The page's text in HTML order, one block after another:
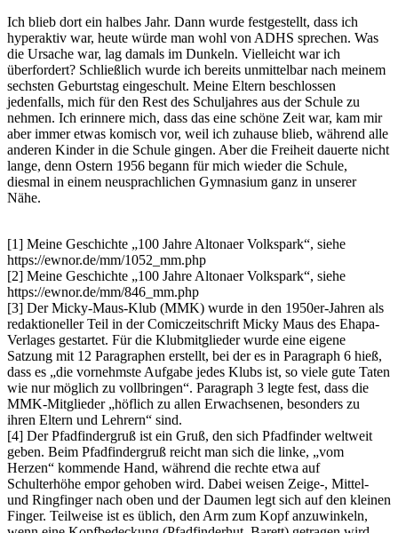
Ich blieb dort ein halbes Jahr. Dann wurde festgestellt, dass ich
hyperaktiv war, heute würde man wohl von ADHS sprechen. Was
die Ursache war, lag damals im Dunkeln. Vielleicht war ich
überfordert? Schließlich wurde ich bereits unmittelbar nach meinem
sechsten Geburtstag eingeschult. Meine Eltern beschlossen
jedenfalls, mich für den Rest des Schuljahres aus der Schule zu
nehmen. Ich erinnere mich, dass das eine schöne Zeit war, kam mir
aber immer etwas komisch vor, weil ich zuhause blieb, während alle
anderen Kinder in die Schule gingen. Aber die Freiheit dauerte nicht
lange, denn Ostern 1956 begann für mich wieder die Schule,
diesmal in einem neusprachlichen Gymnasium ganz in unserer
Nähe.
[1] Meine Geschichte 100 Jahre Altonaer Volkspark , siehe
https://ewnor.de/mm/1052_mm.php
[2] Meine Geschichte
100 Jahre Altonaer Volkspark , siehe
https://ewnor.de/mm/846_mm.php
[3] Der Micky-Maus-Klub (MMK) wurde in den 1950er-Jahren als
redaktioneller Teil in der Comiczeitschrift Micky Maus des Ehapa-
Verlages gestartet. Für die Klubmitglieder wurde eine eigene
Satzung mit 12 Paragraphen erstellt, bei der es in Paragraph 6 hieß,
dass es
die vornehmste Aufgabe jedes Klubs ist, so viele gute Taten
wie nur möglich zu vollbringen . Paragraph 3 legte fest, dass die
MMK-Mitglieder höflich zu allen Erwachsenen, besonders zu
ihren Eltern und Lehrern
sind.
[4] Der Pfadfindergruß ist ein Gruß, den sich Pfadfinder weltweit
geben. Beim Pfadfindergruß reicht man sich die linke,
vom
Herzen
kommende Hand, während die rechte etwa auf
Schulterhöhe empor gehoben wird. Dabei weisen Zeige-, Mittel-
und Ringfinger nach oben und der Daumen legt sich auf den kleinen
Finger. Teilweise ist es üblich, den Arm zum Kopf anzuwinkeln,